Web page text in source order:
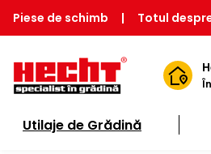
Piese de schimb | Totul
Utilaje de Grădină